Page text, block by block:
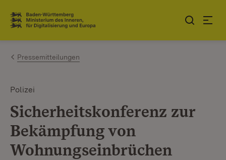
Zum Inhalt springen
Link zur Startseite
Pressemitteilungen
Polizei
Sicherheitskonferenz zur
Bekämpfung von
Wohnungseinbrüchen